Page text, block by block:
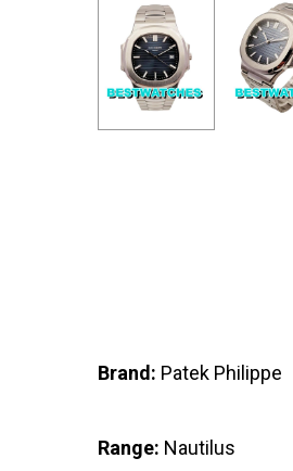
Brand: Patek Philippe
Range: Nautilus